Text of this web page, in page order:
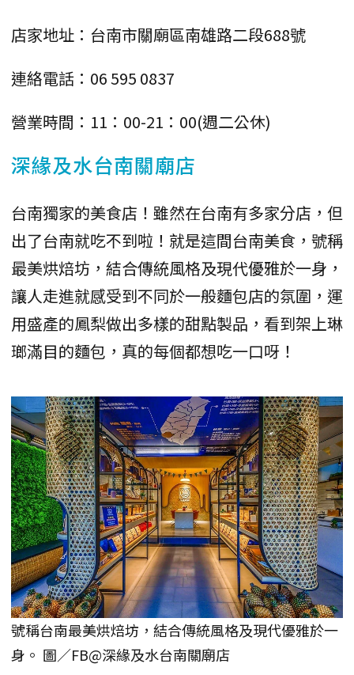
店家地址：台南市關廟區南雄路二段688號
連絡電話：06 595 0837
營業時間：11：00-21：00(週二公休)
深緣及水台南關廟店
台南獨家的美食店！雖然在台南有多家分店，但
出了台南就吃不到啦！就是這間台南美食，號稱
最美烘焙坊，結合傳統風格及現代優雅於一身，
讓人走進就感受到不同於一般麵包店的氛圍，運
用盛產的鳳梨做出多樣的甜點製品，看到架上琳
瑯滿目的麵包，真的每個都想吃一口呀！
號稱台南最美烘焙坊，結合傳統風格及現代優雅於一
身。 圖／FB@深緣及水台南關廟店